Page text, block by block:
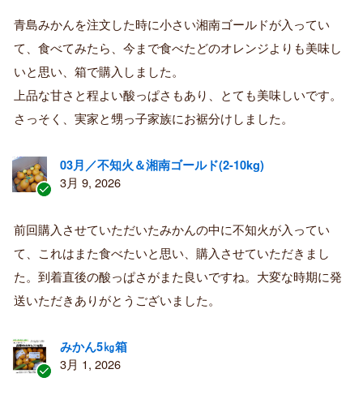
証
済
み
購
者
青島みかんを注文した時に小さい湘南ゴールドが入ってい
て、食べてみたら、今まで食べたどのオレンジよりも美味し
いと思い、箱で購入しました。
上品な甘さと程よい酸っぱさもあり、とても美味しいです。
さっそく、実家と甥っ子家族にお裾分けしました。
証
済
み
購
者
03月／不知火＆湘南ゴールド(2-10kg)
3月 9, 2026
前回購入させていただいたみかんの中に不知火が入ってい
て、これはまた食べたいと思い、購入させていただきまし
た。到着直後の酸っぱさがまた良いですね。大変な時期に発
送いただきありがとうございました。
みかん5㎏箱
3月 1, 2026